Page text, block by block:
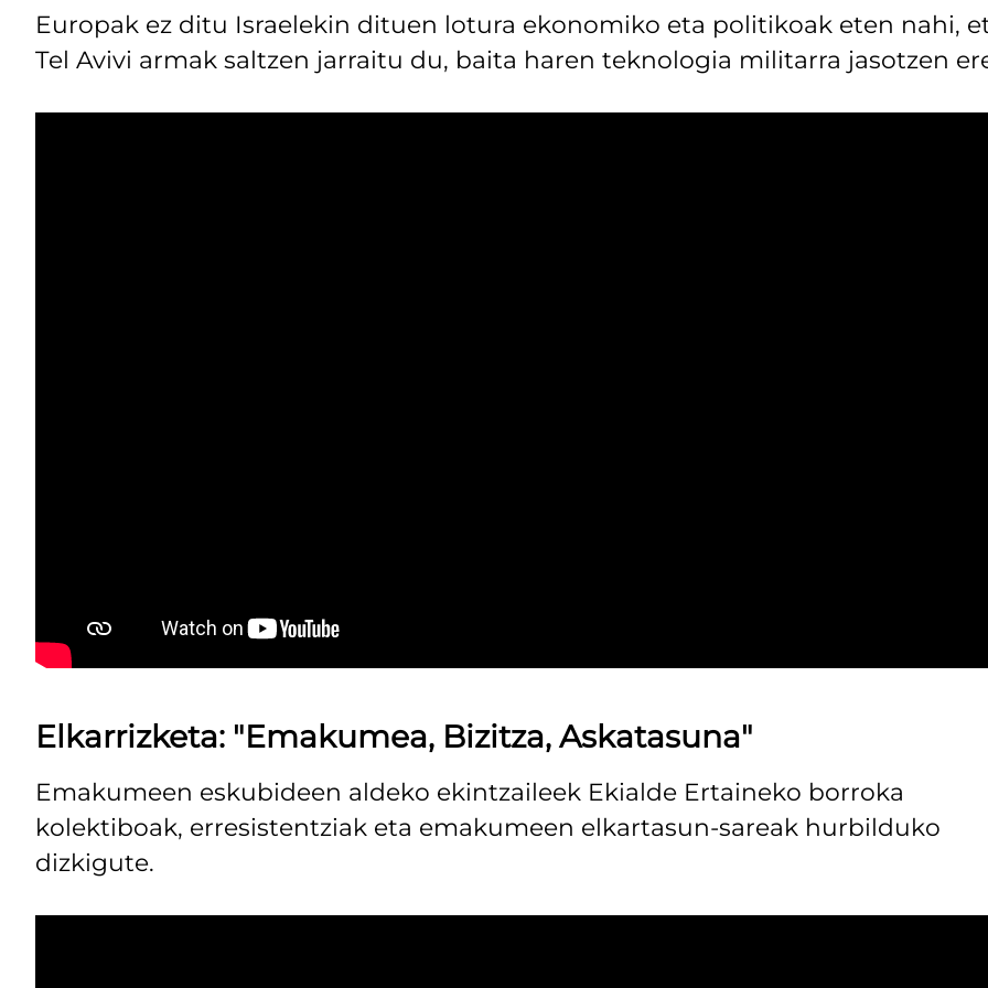
Europak ez ditu Israelekin dituen lotura ekonomiko eta politikoak eten nahi,
Tel Avivi armak saltzen jarraitu du, baita haren teknologia militarra jasotzen
Elkarrizketa: "Emakumea, Bizitza, Askatasuna"
Emakumeen eskubideen aldeko ekintzaileek Ekialde Ertaineko borroka
kolektiboak, erresistentziak eta emakumeen elkartasun-sareak hurbilduko
dizkigute.